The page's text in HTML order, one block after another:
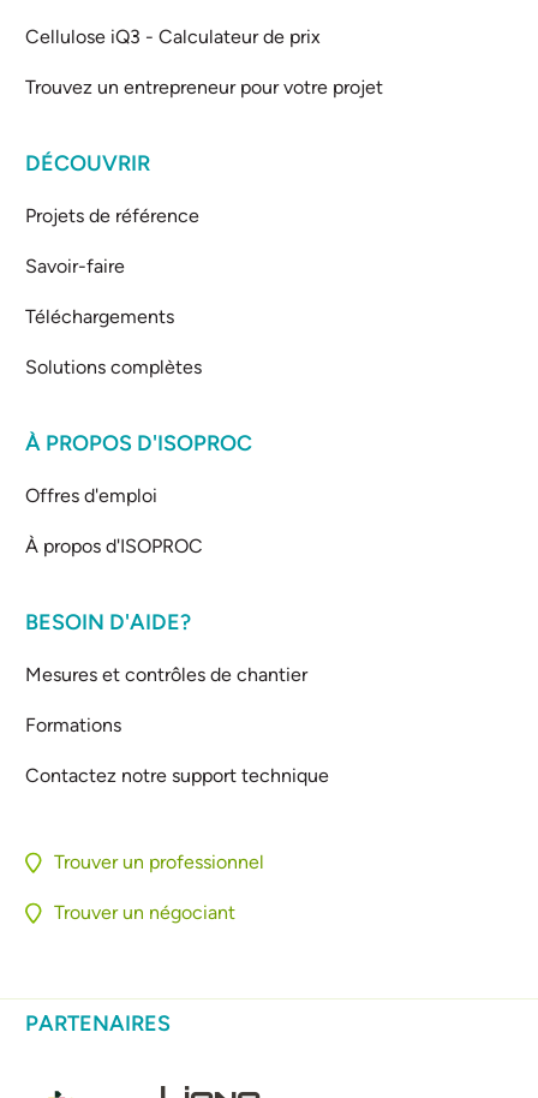
Cellulose iQ3 - Calculateur de prix
Trouvez un entrepreneur pour votre projet
DÉCOUVRIR
Projets de référence
Savoir-faire
Téléchargements
Solutions complètes
À PROPOS D'ISOPROC
Offres d'emploi
À propos d'ISOPROC
BESOIN D'AIDE?
Mesures et contrôles de chantier
Formations
Contactez notre support technique
Trouver un professionnel
Trouver un négociant
PARTENAIRES